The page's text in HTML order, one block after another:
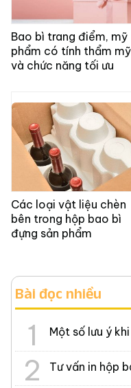
Bao bì trang điểm, mỹ
phẩm có tính thẩm mỹ
và chức năng tối ưu
Các loại vật liệu chèn
bên trong hộp bao bì
đựng sản phẩm
Bài đọc nhiều
Một số lưu ý
Tư vấn in hộp